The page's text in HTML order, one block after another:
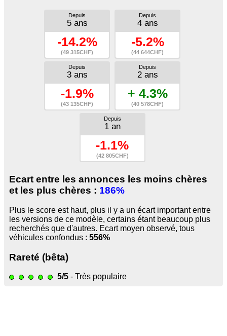
Depuis
5 ans
-14.2%
(49 315CHF)
Depuis
4 ans
-5.2%
(44 644CHF)
Depuis
3 ans
-1.9%
(43 135CHF)
Depuis
2 ans
+ 4.3%
(40 578CHF)
Depuis
1 an
-1.1%
(42 805CHF)
Ecart entre les annonces les moins chères
et les plus chères : 186%
Plus le score est haut, plus il y a un écart important entre
les versions de ce modèle, certains étant beaucoup plus
recherchés que d'autres. Ecart moyen observé, tous
véhicules confondus : 556%
Rareté (bêta)
5/5 - Très populaire